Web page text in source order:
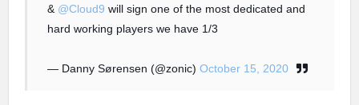
& @Cloud9 will sign one of the most dedicated and
hard working players we have 1/3
— Danny Sørensen (@zonic) October 15, 2020